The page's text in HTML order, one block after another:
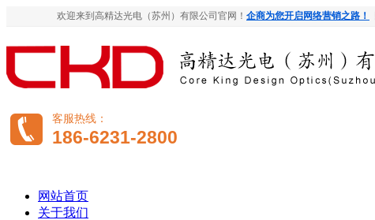
欢迎来到高精达光电（苏州）有限公司官网！ 企商为您开启网络营销之路！
客服热线：
186-6231-2800
网站首页
关于我们